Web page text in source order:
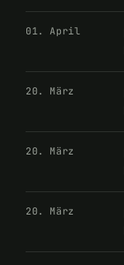
01. April
20. März
20. März
20. März